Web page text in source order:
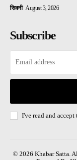
सिवनी August 3, 2026
Subscribe
I've read and accept
© 2026 Khabar Satta.